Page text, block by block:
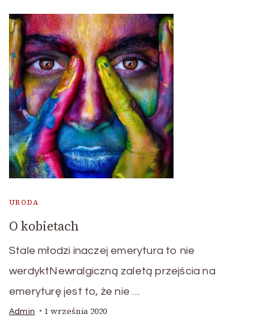
URODA
O kobietach
Stale młodzi inaczej emerytura to nie
werdyktNewralgiczną zaletą przejścia na
emeryturę jest to, że nie …
Admin 1 września 2020